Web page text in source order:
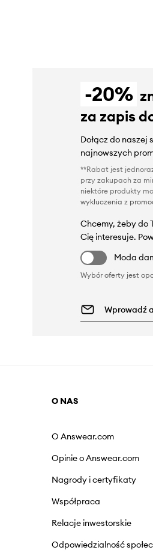
-20%
za zapis
Dołącz do
najnowszych
**Rabat jest
przy zakupach za
niektóre produkty
wykluczenia z
Chcemy, żeby do
Cię interesuje.
Moda
Wybór oferty jest
O NAS
O Answear.com
Opinie o Answear.com
Nagrody i certyfikaty
Współpraca
Relacje inwestorskie
Odpowiedzialność